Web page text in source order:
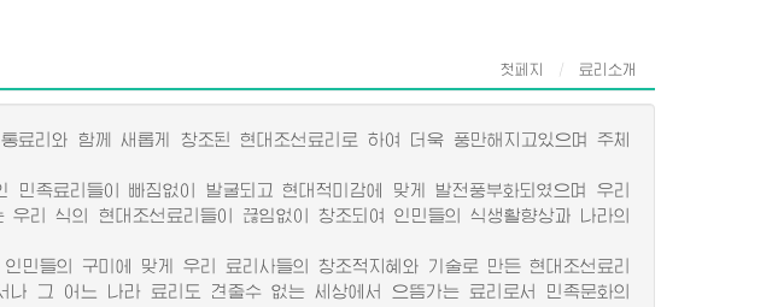
첫페지 료리소개
리와 함께 새롭게 창조된 현대조선료리로 하여 더욱 풍만해지고있으며 주체
족료리들이 빠짐없이 발굴되고 현대적미감에 맞게 발전풍부화되였으며 우리
우리 식의 현대조선료리들이 끊임없이 창조되여 인민들의 식생활향상과 나라의
들의 구미에 맞게 우리 료리사들의 창조적지혜와 기술로 만든 현대조선료리
그 어느 나라 료리도 견줄수 없는 세상에서 으뜸가는 료리로서 민족문화의